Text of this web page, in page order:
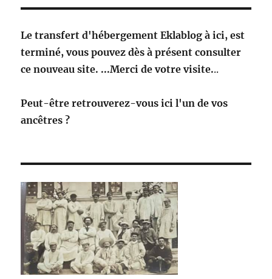
Le transfert d'hébergement Eklablog à ici, est
terminé, vous pouvez dès à présent consulter
ce nouveau site. ...Merci de votre visite...
Peut-être retrouverez-vous ici l'un de vos
ancêtres ?